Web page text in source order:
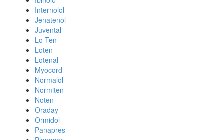
Internolol
Jenatenol
Juvental
Lo-Ten
Loten
Lotenal
Myocord
Normalol
Normiten
Noten
Oraday
Ormidol
Panapres